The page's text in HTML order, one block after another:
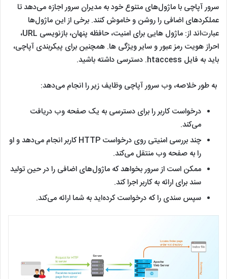
سرور آپاچی با ماژول‌های متنوع خود به مدیران سرور اجازه می‌دهد تا
عملکردهای اضافی را روشن و خاموش کنند. برخی از این ماژول‌ها
عبارت‌اند از: ماژول هایی برای امنیت، حافظه پنهان، بازنویسی URL،
احراز هویت رمز عبور و سایر ویژگی ها. همچنین برای پیکربندی آپاچی،
باید به فایل htaccess. دسترسی داشته باشید.
به طور خلاصه، وب سرور آپاچی وظایف زیر را انجام می‌دهد:
درخواست کاربر را برای دسترسی به یک صفحه وب دریافت
می‌کند.
چند بررسی امنیتی روی درخواست HTTP کاربر انجام می‌دهد و او
را به صفحه وب منتقل می‌کند.
ممکن است از سرور بخواهد که ماژول‌های اضافی را در حین تولید
سند برای ارائه به کاربر اجرا کند.
سپس سندی را که درخواست کرده‌اید به شما ارائه می‌کند.